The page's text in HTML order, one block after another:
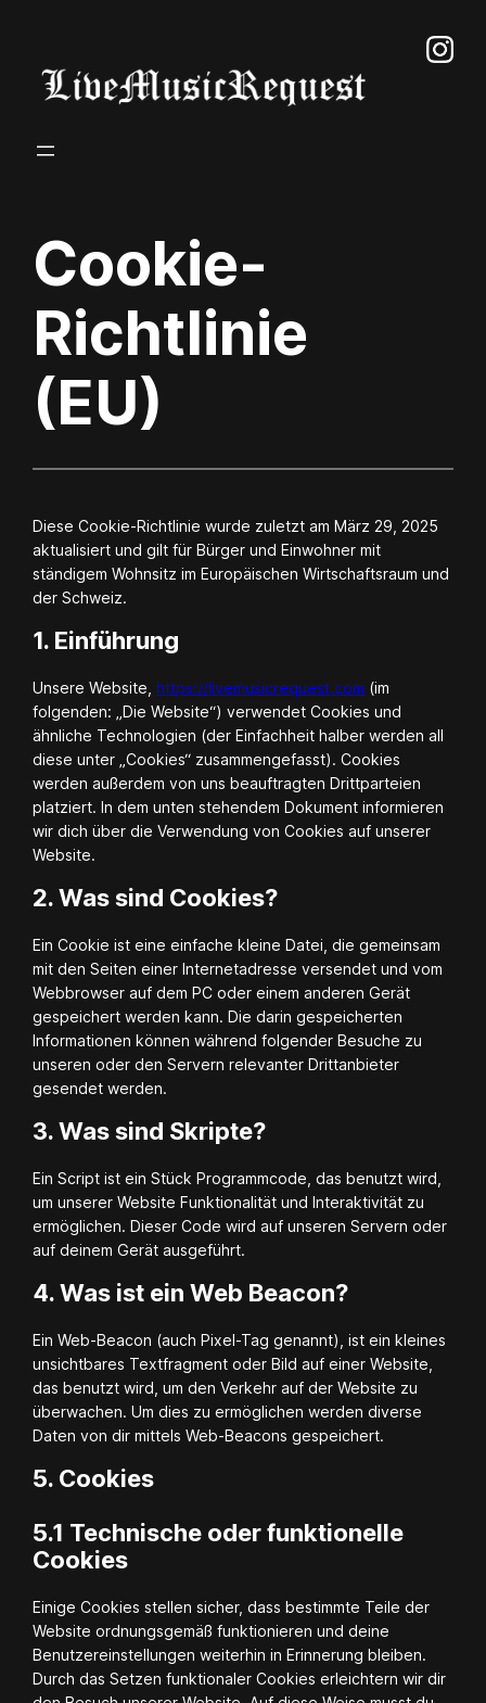
springen
Cookie-
Richtlinie
(EU)
Diese Cookie-Richtlinie wurde zuletzt am März 29, 2025
aktualisiert und gilt für Bürger und Einwohner mit
ständigem Wohnsitz im Europäischen Wirtschaftsraum und
der Schweiz.
1. Einführung
Unsere Website,https://livemusicrequest.com (im
folgenden: „Die Website“) verwendet Cookies und
ähnliche Technologien (der Einfachheit halber werden all
diese unter „Cookies“ zusammengefasst). Cookies
werden außerdem von uns beauftragten Drittparteien
platziert. In dem unten stehendem Dokument informieren
wir dich über die Verwendung von Cookies auf unserer
Website.
2. Was sind Cookies?
Ein Cookie ist eine einfache kleine Datei, die gemeinsam
mit den Seiten einer Internetadresse versendet und vom
Webbrowser auf dem PC oder einem anderen Gerät
gespeichert werden kann. Die darin gespeicherten
Informationen können während folgender Besuche zu
unseren oder den Servern relevanter Drittanbieter
gesendet werden.
3. Was sind Skripte?
Ein Script ist ein Stück Programmcode, das benutzt wird,
um unserer Website Funktionalität und Interaktivität zu
ermöglichen. Dieser Code wird auf unseren Servern oder
auf deinem Gerät ausgeführt.
4. Was ist ein Web Beacon?
Ein Web-Beacon (auch Pixel-Tag genannt), ist ein kleines
unsichtbares Textfragment oder Bild auf einer Website,
das benutzt wird, um den Verkehr auf der Website zu
überwachen. Um dies zu ermöglichen werden diverse
Daten von dir mittels Web-Beacons gespeichert.
5. Cookies
5.1 Technische oder funktionelle
Cookies
Einige Cookies stellen sicher, dass bestimmte Teile der
Website ordnungsgemäß funktionieren und deine
Benutzereinstellungen weiterhin in Erinnerung bleiben.
Durch das Setzen funktionaler Cookies erleichtern wir dir